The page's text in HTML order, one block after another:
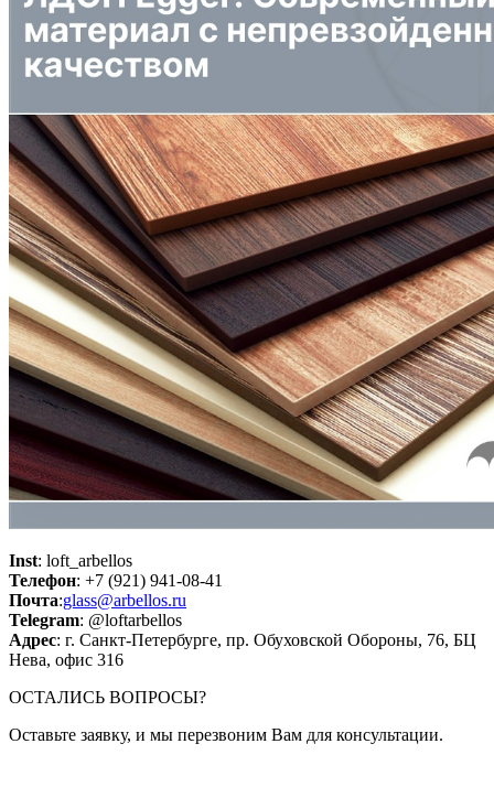
Inst: loft_arbellos
Телефон: +7 (921) 941-08-41
Почта:glass@arbellos.ru
Telegram: @loftarbellos
Адрес: г. Санкт-Петербурге, пр. Обуховской Обороны, 76, БЦ
Нева, офис 316
ОСТАЛИСЬ ВОПРОСЫ?
Оставьте заявку, и мы перезвоним Вам для консультации.